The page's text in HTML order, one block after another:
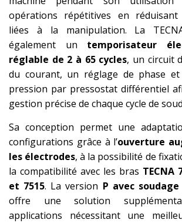
opérations répétitives en
liées à la manipulation. La
également un temporisateur
réglable de 2 à 65 cycles, un circuit
du courant, un réglage de phase
pression par pressostat différentiel
gestion précise de chaque cycle de
Sa conception permet une
configurations grâce à l’ouverture
les électrodes, à la possibilité de
la compatibilité avec les bras TECNA
et 7515. La version P avec
offre une solution
applications nécessitant une